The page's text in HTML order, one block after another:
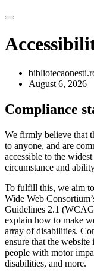
August 6, 2026
Compliance
We firmly believe that
to anyone, and are
accessible to the
circumstance and
To fulfill this, we aim
Wide Web
Guidelines 2.1
explain how to make
array of disabilities.
ensure that the
people with motor
disabilities, and more.